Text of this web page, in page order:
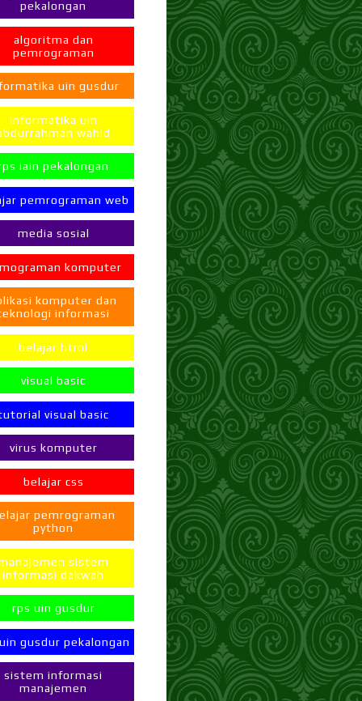
pekalongan
algoritma dan
pemrograman
uin gusdur
informatika uin
wahid
iain pekalongan
pemrograman web
media sosial
komputer
komputer dan
informasi
belajar html
visual basic
visual basic
virus komputer
belajar css
pemrograman
python
sistem
informasi dakwah
rps uin gusdur
gusdur pekalongan
sistem informasi
manajemen